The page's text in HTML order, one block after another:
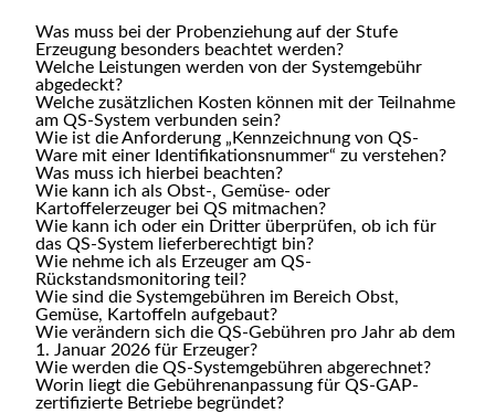
Was muss bei der Probenziehung auf der Stufe
Erzeugung besonders beachtet werden?
Welche Leistungen werden von der Systemgebühr
abgedeckt?
Welche zusätzlichen Kosten können mit der Teilnahme
am QS-System verbunden sein?
Wie ist die Anforderung „Kennzeichnung von QS-
Ware mit einer Identifikationsnummer“ zu verstehen?
Was muss ich hierbei beachten?
Wie kann ich als Obst-, Gemüse- oder
Kartoffelerzeuger bei QS mitmachen?
Wie kann ich oder ein Dritter überprüfen, ob ich für
das QS-System lieferberechtigt bin?
Wie nehme ich als Erzeuger am QS-
Rückstandsmonitoring teil?
Wie sind die Systemgebühren im Bereich Obst,
Gemüse, Kartoffeln aufgebaut?
Wie verändern sich die QS-Gebühren pro Jahr ab dem
1. Januar 2026 für Erzeuger?
Wie werden die QS-Systemgebühren abgerechnet?
Worin liegt die Gebührenanpassung für QS-GAP-
zertifizierte Betriebe begründet?